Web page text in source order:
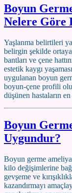
Boyun
Nelere Göre
Yaşlanma belirtileri
belirgin şekilde
bantları ve çene
estetik kaygı
uygulanan boyun
boyun-çene profili
düşünen hastaların
Boyun
Uygundur?
Boyun germe
kilo değişimlerine
gevşeme ve
kazandırmayı